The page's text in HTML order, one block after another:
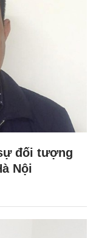
đối tượng
Nội